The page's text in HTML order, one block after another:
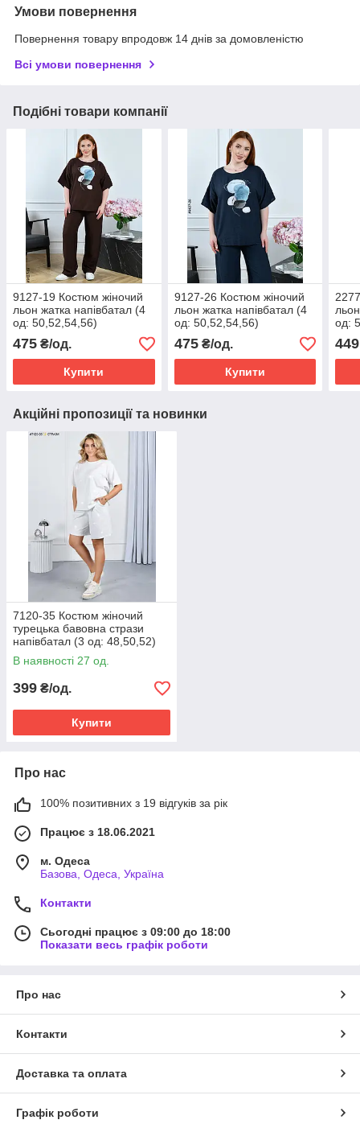
Умови повернення
Повернення товару впродовж 14 днів за домовленістю
Всі умови повернення
Подібні товари компанії
9127-19 Костюм жіночий
льон жатка напівбатал (4
од: 50,52,54,56)
475 ₴/од.
Купити
9127-26 Костюм жіночий
льон жатка напівбатал (4
од: 50,52,54,56)
475₴/од.
Купити
од:
449
Акційні пропозиції та новинки
7120-35 Костюм жіночий
турецька бавовна стрази
напівбатал (3 од: 48,50,52)
В наявності 27 од.
399 ₴/од.
Купити
Про нас
100% позитивних з 19 відгуків за рік
Працює з 18.06.2021
м. Одеса
Базова, Одеса, Україна
Контакти
Сьогодні працює з 09:00 до 18:00
Показати весь графік роботи
Про нас
Контакти
Доставка та оплата
Графік роботи